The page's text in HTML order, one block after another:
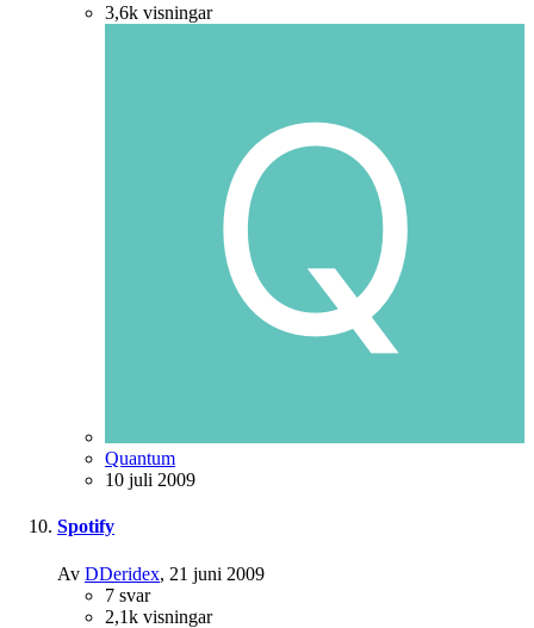
3,6k visningar
Quantum
10 juli 2009
Spotify
Av DDeridex, 21 juni 2009
7 svar
2,1k visningar